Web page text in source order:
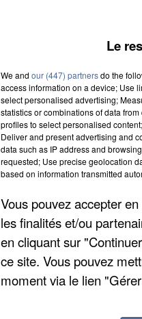
Le
We and our (447) partnersdo the
access information on a device; Use
select personalised advertising;
statistics or combinations of data
profiles to select personalised
Deliver and present advertising and
data such as IP address and
requested; Use precise geolocation
based on information transmitted
Vous pouvez accepter
les finalités et/ou
en cliquant sur
ce site. Vous pouvez
moment via le lien